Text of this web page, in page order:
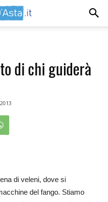
di chi guiderà
di veleni, dove si
del fango. Stiamo